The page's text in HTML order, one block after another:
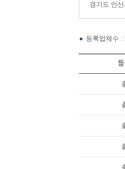
경기도 안
등록업체수 :